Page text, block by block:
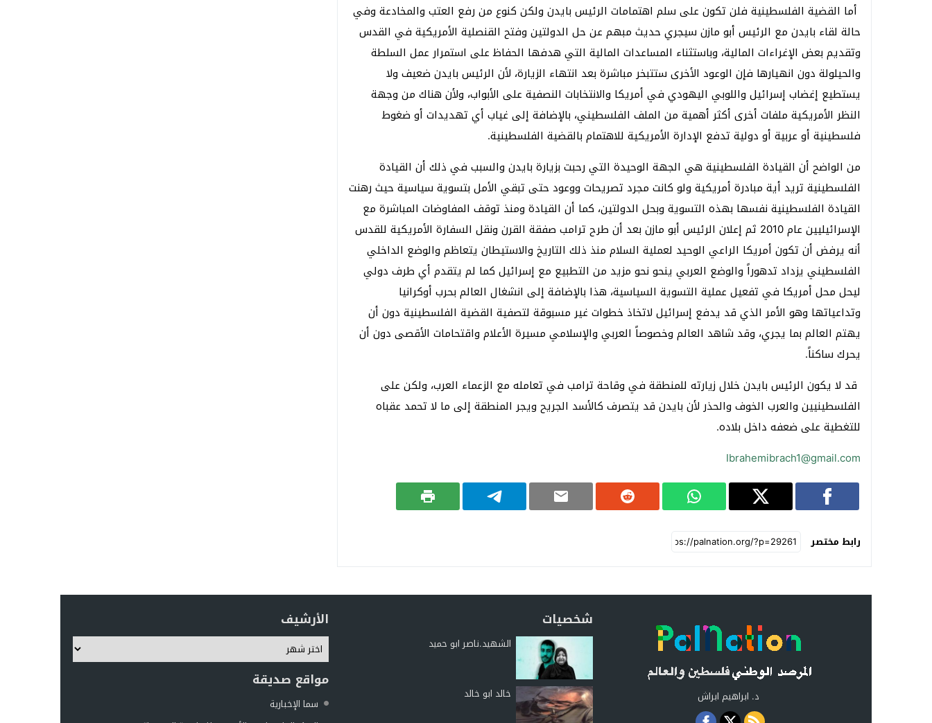
أما القضية الفلسطينية فلن تكون على سلم اهتمامات الرئيس بايدن ولكن كنوع من رفع العتب والمخادعة وفي
حالة لقاء بايدن مع الرئيس أبو مازن سيجري حديث مبهم عن حل الدولتين وفتح القنصلية الأمريكية في القدس
وتقديم بعض الإغراءات المالية، وباستثناء المساعدات المالية التي هدفها الحفاظ على استمرار عمل السلطة
والحيلولة دون انهيارها فإن الوعود الأخرى ستتبخر مباشرة بعد انتهاء الزيارة، لأن الرئيس بايدن ضعيف ولا
يستطيع إغضاب إسرائيل واللوبي اليهودي في أمريكا والانتخابات النصفية على الأبواب، ولأن هناك من وجهة
النظر الأمريكية ملفات أخرى أكثر أهمية من الملف الفلسطيني، بالإضافة إلى غياب أي تهديدات أو ضغوط
فلسطينية أو عربية أو دولية تدفع الإدارة الأمريكية للاهتمام بالقضية الفلسطينية.
من الواضح أن القيادة الفلسطينية هي الجهة الوحيدة التي رحبت بزيارة بايدن والسبب في ذلك أن القيادة
الفلسطينية تريد أية مبادرة أمريكية ولو كانت مجرد تصريحات ووعود حتى تبقي الأمل بتسوية سياسية حيث رهنت
القيادة الفلسطينية نفسها بهذه التسوية وبحل الدولتين، كما أن القيادة ومنذ توقف المفاوضات المباشرة مع
الإسرائيليين عام 2010 ثم إعلان الرئيس أبو مازن بعد أن طرح ترامب صفقة القرن ونقل السفارة الأمريكية للقدس
أنه يرفض أن تكون أمريكا الراعي الوحيد لعملية السلام منذ ذلك التاريخ والاستيطان يتعاظم والوضع الداخلي
الفلسطيني يزداد تدهوراً والوضع العربي ينحو نحو مزيد من التطبيع مع إسرائيل كما لم يتقدم أي طرف دولي
ليحل محل أمريكا في تفعيل عملية التسوية السياسية، هذا بالإضافة إلى انشغال العالم بحرب أوكرانيا
وتداعياتها وهو الأمر الذي قد يدفع إسرائيل لاتخاذ خطوات غير مسبوقة لتصفية القضية الفلسطينية دون أن
يهتم العالم بما يجري، وقد شاهد العالم وخصوصاً العربي والإسلامي مسيرة الأعلام واقتحامات الأقصى دون أن
يحرك ساكناً.
قد لا يكون الرئيس بايدن خلال زيارته للمنطقة في وقاحة ترامب في تعامله مع الزعماء العرب، ولكن على
الفلسطينيين والعرب الخوف والحذر لأن بايدن قد يتصرف كالأسد الجريح ويجر المنطقة إلى ما لا تحمد عقباه
للتغطية على ضعفه داخل بلاده.
Ibrahemibrach1@gmail.com
رابط مختصر
د. ابراهيم ابراش
شخصيات
الشهيد.ناصر ابو حميد
خالد ابو خالد
الأرشيف
مواقع صديقة
سما الإخبارية